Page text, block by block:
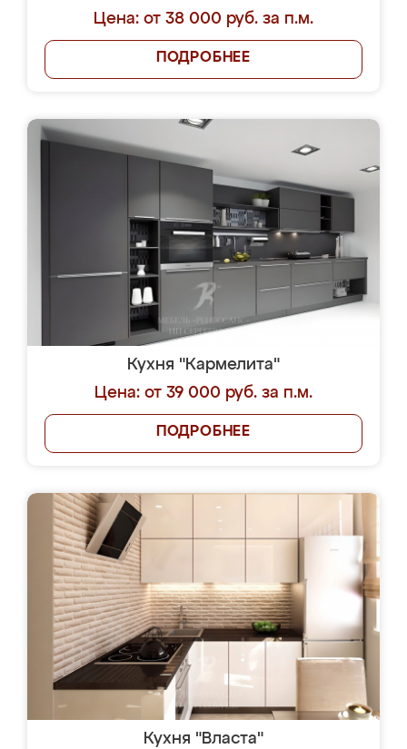
Цена: от 38 000 руб. за п.м.
ПОДРОБНЕЕ
Кухня "Кармелита"
Цена: от 39 000 руб. за п.м.
ПОДРОБНЕЕ
Кухня "Власта"